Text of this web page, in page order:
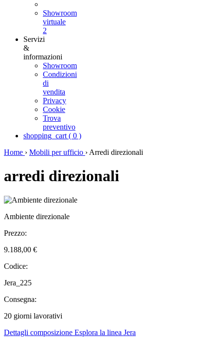
Showroom
virtuale
2
Servizi
&
informazioni
Showroom
Condizioni
di
vendita
Privacy
Cookie
Trova
preventivo
shopping_cart ( 0 )
Home › Mobili per ufficio › Arredi direzionali
arredi direzionali
Ambiente direzionale
Prezzo:
9.188,00 €
Codice:
Jera_225
Consegna:
20 giorni lavorativi
Dettagli composizione Esplora la linea Jera